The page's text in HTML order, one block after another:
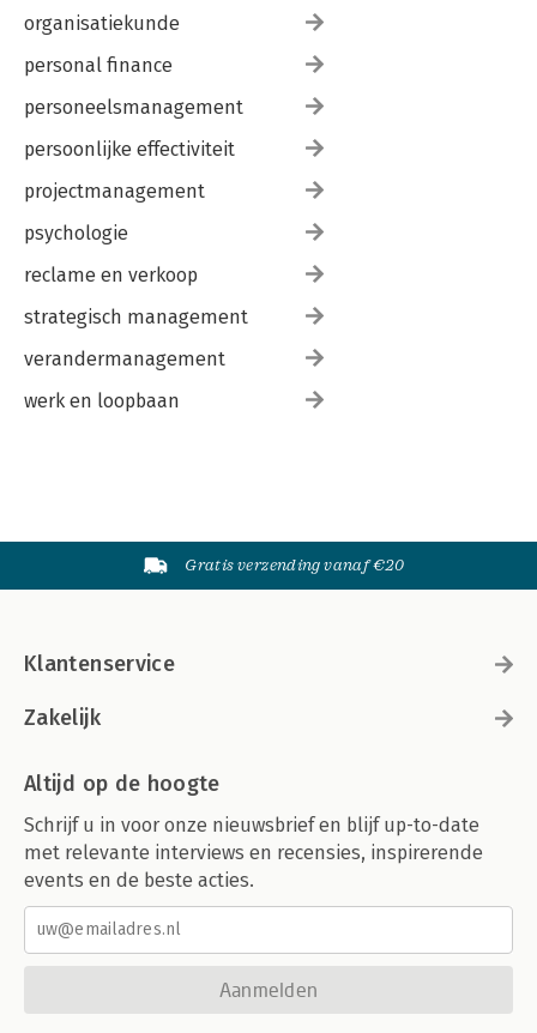
organisatiekunde
personal finance
personeelsmanagement
persoonlijke effectiviteit
projectmanagement
psychologie
reclame en verkoop
strategisch management
verandermanagement
werk en loopbaan
Gratis verzending vanaf €20
Klantenservice
Zakelijk
Altijd op de hoogte
Schrijf u in voor onze nieuwsbrief en blijf up-to-date
met relevante interviews en recensies, inspirerende
events en de beste acties.
Aanmelden